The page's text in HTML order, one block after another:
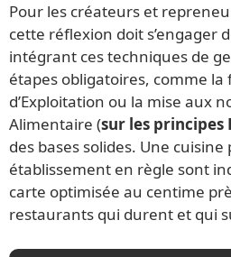
Pour les créateurs et
cette réflexion doit s’engager
intégrant ces techniques de
étapes obligatoires, comme
d’Exploitation ou la mise aux
Alimentaire (sur les principes
des bases solides. Une
établissement en règle sont
carte optimisée au centime
restaurants qui durent et qui